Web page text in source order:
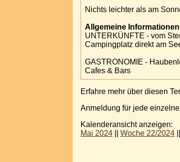
Nichts leichter als am
Allgemeine Informationen
UNTERKÜNFTE - vom
Campingplatz direkt am
GASTRONOMIE -
Cafes & Bars
Erfahre mehr über diesen
Anmeldung für jede
Kalenderansicht anzeigen:
Mai 2024
Woche 22/2024